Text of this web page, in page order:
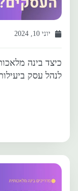
יוני 10, 2024
כיצד בינה
לנהל עסק